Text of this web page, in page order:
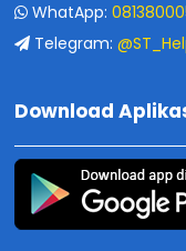
WhatApp:
Telegram:
Download